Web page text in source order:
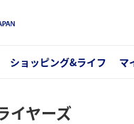
ショッピング&ライフ マ
イヤーズ